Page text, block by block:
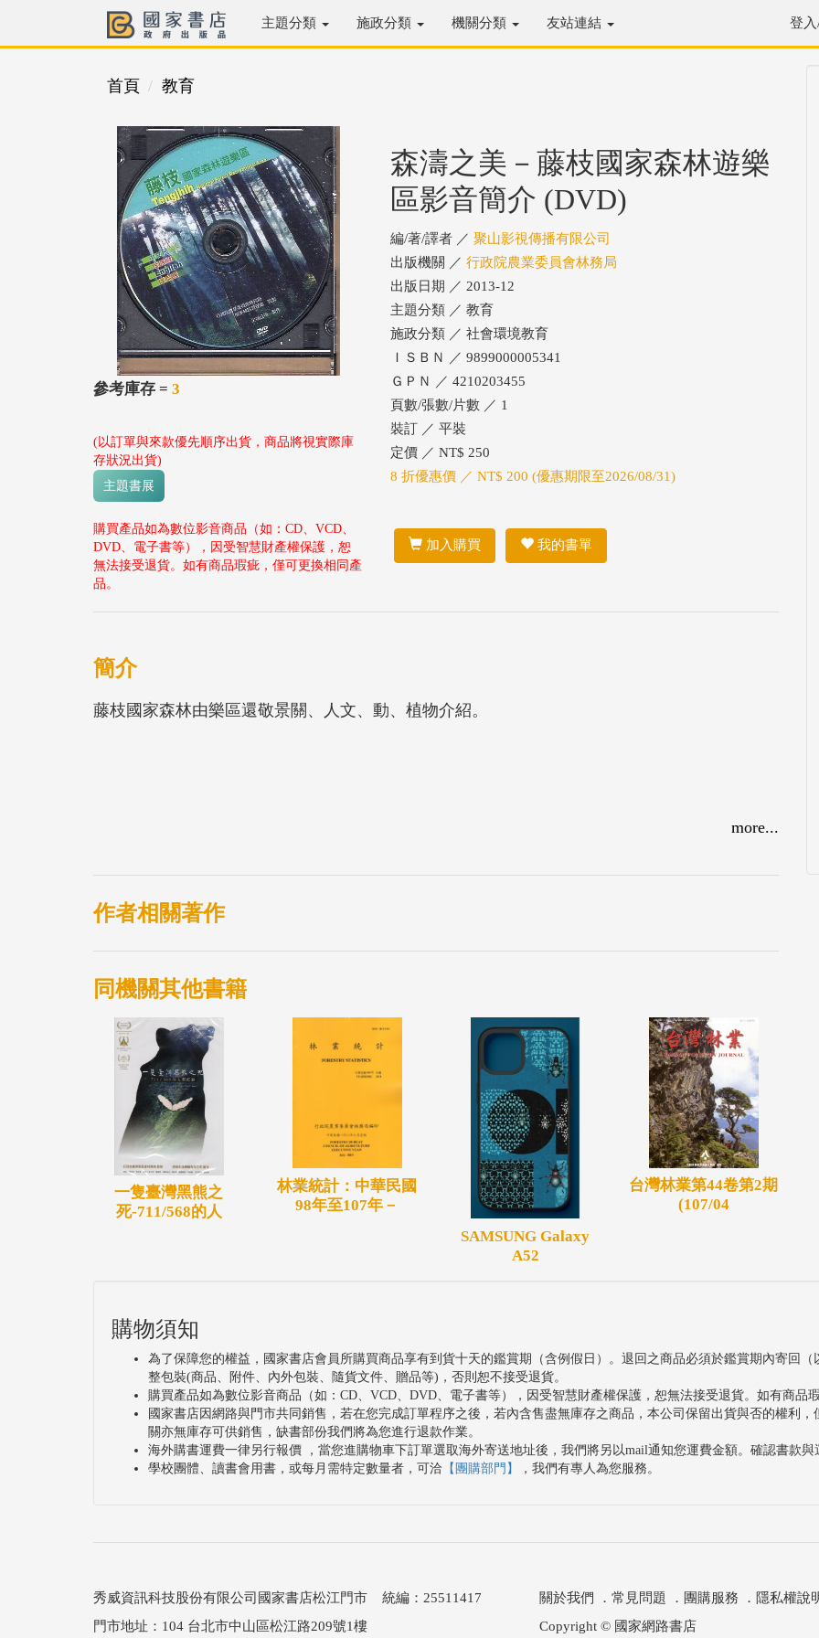
主題分類 施政分類 機關分類 友站連結 登
首頁 教育
參考庫存 = 3
(以訂單與來款優先順序出貨，商品將視實際庫
存狀況出貨)
主題書展
購買產品如為數位影音商品（如：CD、VCD、
DVD、電子書等），因受智慧財產權保護，恕
無法接受退貨。如有商品瑕疵，僅可更換相同產
品。
森濤之美－藤枝國家森林遊樂
區影音簡介 (DVD)
編/著/譯者 ／ 聚山影視傳播有限公司
出版機關 ／ 行政院農業委員會林務局
出版日期 ／ 2013-12
主題分類 ／ 教育
施政分類 ／ 社會環境教育
ＩＳＢＮ ／ 9899000005341
ＧＰＮ ／ 4210203455
頁數/張數/片數 ／ 1
裝訂 ／ 平裝
定價 ／ NT$ 250
8 折優惠價 ／ NT$ 200 (優惠期限至2026/08/31)
加入購買 我的書單
簡介
藤枝國家森林由樂區還敬景關、人文、動、植物介紹。
more...
作者相關著作
同機關其他書籍
一隻臺灣黑熊之
死-711/568的人
林業統計：中華民國
98年至107年－
SAMSUNG Galaxy
A52
台灣林業第44卷第2期
(107/04
購物須知
為了保障您的權益，國家書店會員所購買商品享有到貨十天的鑑賞期（含例假日）。退回之商品必須於鑑賞期內寄回
整包裝(商品、附件、內外包裝、隨貨文件、贈品等)，否則恕不接受退貨。
購買產品如為數位影音商品（如：CD、VCD、DVD、電子書等），因受智慧財產權保護，恕無法接受退貨。如有商品
國家書店因網路與門市共同銷售，若在您完成訂單程序之後，若內含售盡無庫存之商品，本公司保留出貨與否的權利
關亦無庫存可供銷售，缺書部份我們將為您進行退款作業。
海外購書運費一律另行報價 ，當您進購物車下訂單選取海外寄送地址後，我們將另以mail通知您運費金額。確認書款
學校團體、讀書會用書，或每月需特定數量者，可洽 【團購部門】 ，我們有專人為您服務。
秀威資訊科技股份有限公司國家書店松江門市 統編：25511417
門市地址：104 台北市中山區松江路209號1樓
關於我們 ． 常見問題 ． 團購服務 ． 隱私權說
Copyright © 國家網路書店